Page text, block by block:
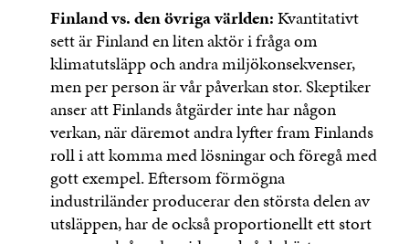
Finland vs. den övriga världen:Kvantitativt
sett är Finland en liten aktör i fråga om
klimatutsläpp och andra miljökonsekvenser,
men per person är vår påverkan stor. Skeptiker
anser att Finlands åtgärder inte har någon
verkan, när däremot andra lyfter fram Finlands
roll i att komma med lösningar och föregå med
gott exempel. Eftersom förmögna
industriländer producerar den största delen av
utsläppen, har de också proportionellt ett stort